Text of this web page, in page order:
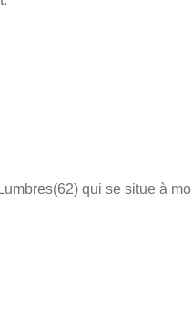
qui se situe à